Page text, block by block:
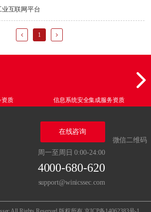
业互联网平台
1
资质 信息系统安全集成服务资质
微信二维码
在线咨询
周一至周日 0:00-24:00
4000-680-620
support@winicssec.com